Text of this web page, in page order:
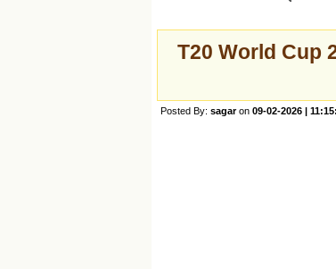
T20 World Cup
Posted By: sagaron 09-02-2026 |